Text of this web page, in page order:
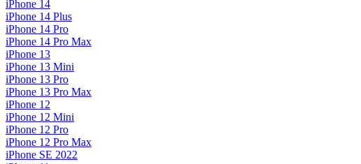
iPhone 14
iPhone 14 Plus
iPhone 14 Pro
iPhone 14 Pro Max
iPhone 13
iPhone 13 Mini
iPhone 13 Pro
iPhone 13 Pro Max
iPhone 12
iPhone 12 Mini
iPhone 12 Pro
iPhone 12 Pro Max
iPhone SE 2022